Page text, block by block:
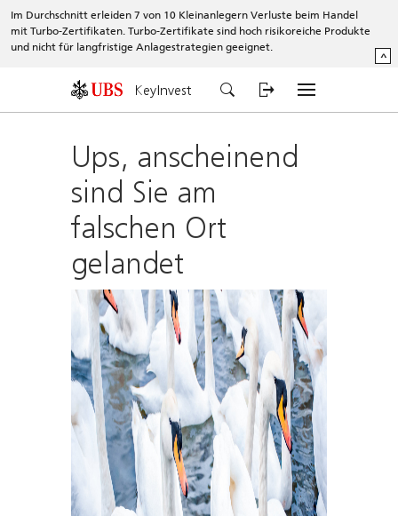
Im Durchschnitt erleiden 7 von 10 Kleinanlegern Verluste beim Handel
mit Turbo-Zertifikaten. Turbo-Zertifikate sind hoch risikoreiche Produkte
und nicht für langfristige Anlagestrategien geeignet.
^
KeyInvest
Ups, anscheinend
sind Sie am
falschen Ort
gelandet